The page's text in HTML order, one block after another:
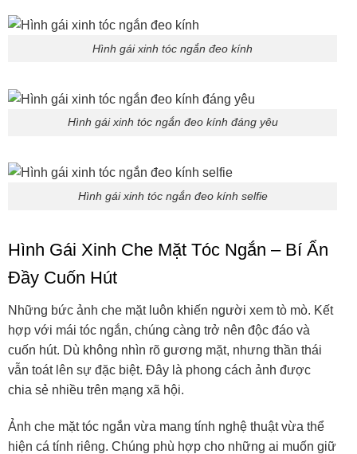
Hình gái xinh tóc ngắn đeo kính
Hình gái xinh tóc ngắn đeo kính đáng yêu
Hình gái xinh tóc ngắn đeo kính selfie
Hình Gái Xinh Che Mặt Tóc Ngắn – Bí Ẩn
Đầy Cuốn Hút
Những bức ảnh che mặt luôn khiến người xem tò mò. Kết
hợp với mái tóc ngắn, chúng càng trở nên độc đáo và
cuốn hút. Dù không nhìn rõ gương mặt, nhưng thần thái
vẫn toát lên sự đặc biệt. Đây là phong cách ảnh được
chia sẻ nhiều trên mạng xã hội.
Ảnh che mặt tóc ngắn vừa mang tính nghệ thuật vừa thể
hiện cá tính riêng. Chúng phù hợp cho những ai muốn giữ